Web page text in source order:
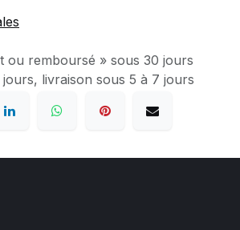
ou remboursé » sous 30 jours
jours, livraison sous 5 à 7 jours